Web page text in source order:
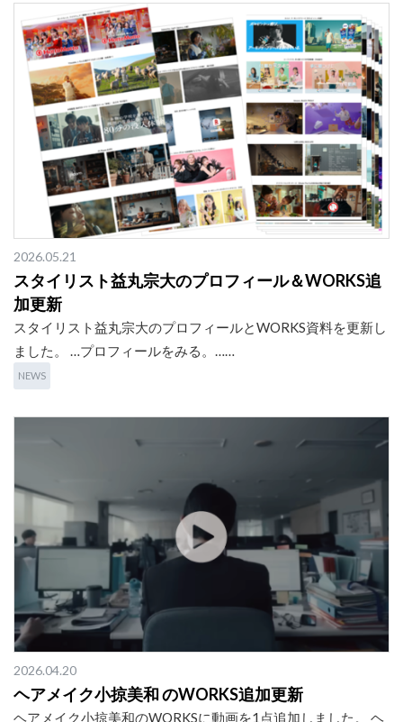
2026.05.21
スタイリスト益丸宗大のプロフィール＆WORKS追
加更新
スタイリスト益丸宗大のプロフィールとWORKS資料を更新し
ました。 …プロフィールをみる。……
NEWS
2026.04.20
ヘアメイク小掠美和 のWORKS追加更新
ヘアメイク小掠美和のWORKSに動画を1点追加しました。 ヘ